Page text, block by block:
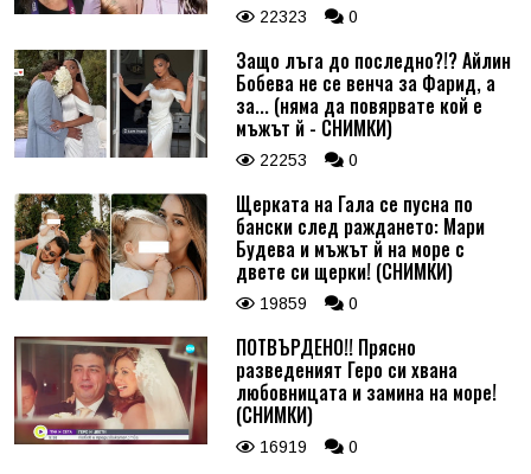
22323 0
Защо лъга до последно?!? Айлин
Бобева не се венча за Фарид, а
за... (няма да повярвате кой е
мъжът й - СНИМКИ)
22253 0
Щерката на Гала се пусна по
бански след раждането: Мари
Будева и мъжът й на море с
двете си щерки! (СНИМКИ)
19859 0
ПОТВЪРДЕНО!! Прясно
разведеният Геро си хвана
любовницата и замина на море!
(СНИМКИ)
16919 0